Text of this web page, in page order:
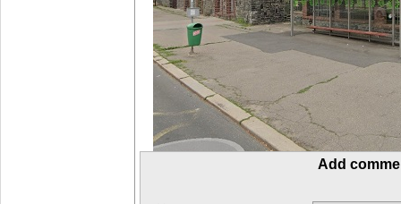
Add